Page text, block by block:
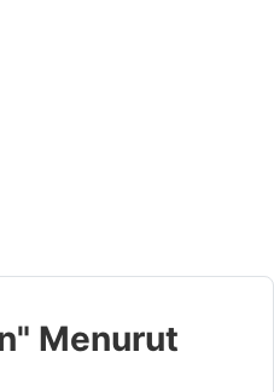
Menurut